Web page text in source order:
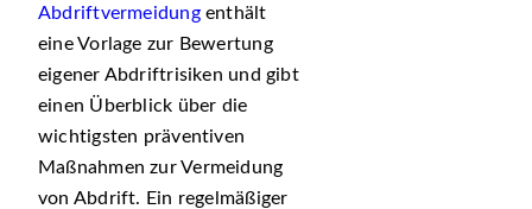
Abdriftvermeidungenthält
eine Vorlage zur Bewertung
eigener Abdriftrisiken und gibt
einen Überblick über die
wichtigsten präventiven
Maßnahmen zur Vermeidung
von Abdrift. Ein regelmäßiger